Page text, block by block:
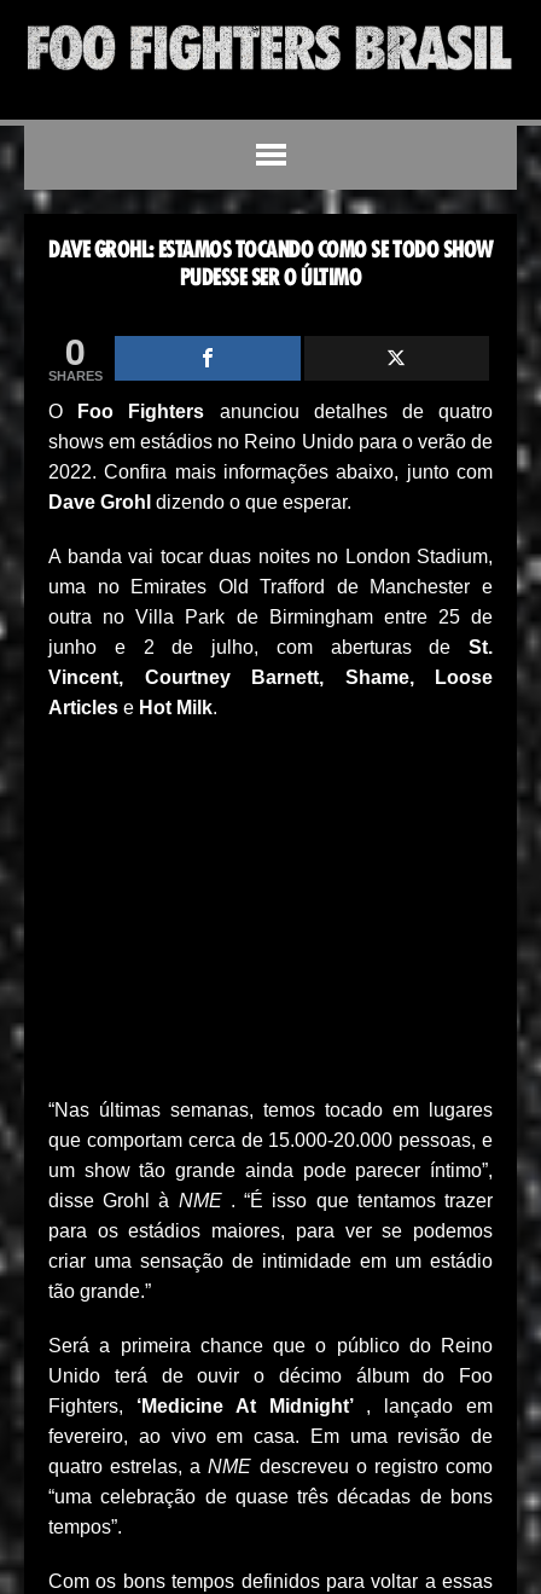
DAVE GROHL: ESTAMOS TOCANDO COMO SE TODO SHOW
PUDESSE SER O ÚLTIMO
0
SHARES
O Foo Fighters anunciou detalhes de quatro
shows em estádios no Reino Unido para o verão de
2022. Confira mais informações abaixo, junto com
Dave Grohl dizendo o que esperar.
A banda vai tocar duas noites no London Stadium,
uma no Emirates Old Trafford de Manchester e
outra no Villa Park de Birmingham entre 25 de
junho e 2 de julho, com aberturas de St.
Vincent, Courtney Barnett, Shame, Loose
Articles e Hot Milk.
“Nas últimas semanas, temos tocado em lugares
que comportam cerca de 15.000-20.000 pessoas, e
um show tão grande ainda pode parecer íntimo”,
disse Grohl à NME. “É isso que tentamos trazer
para os estádios maiores, para ver se podemos
criar uma sensação de intimidade em um estádio
tão grande.”
Será a primeira chance que o público do Reino
Unido terá de ouvir o décimo álbum do Foo
Fighters, ‘Medicine At Midnight’, lançado em
fevereiro, ao vivo em casa. Em uma revisão de
quatro estrelas, aNME descreveu o registro como
“uma celebração de quase três décadas de bons
tempos”.
Com os bons tempos definidos para voltar a essas